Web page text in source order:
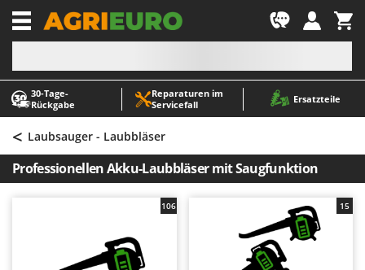
30‑Tage-
Rückgabe
Reparaturen im
Servicefall
Ersatzteile
-1
A
Abbeermaschinen - Traubenmühlen
Abfüllgeräte
Akku Gartenscheren
Akku Gras- und Strauchscheren
Allzwecktransporter - Motorschubkarren
Alu-Teleskopleitern
A
ABAC
AgriEuro Premium
AgriEuro TOP-LINE
AGT
< Laubsauger - Laubbläser
Professionellen Akku-Laubbläser mit Saugfunktion
106 15